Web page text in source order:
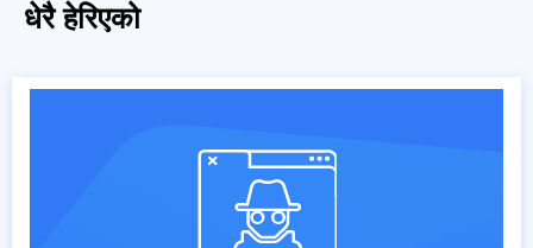
धेरै हेरिएको